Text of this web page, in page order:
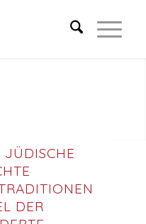
DER